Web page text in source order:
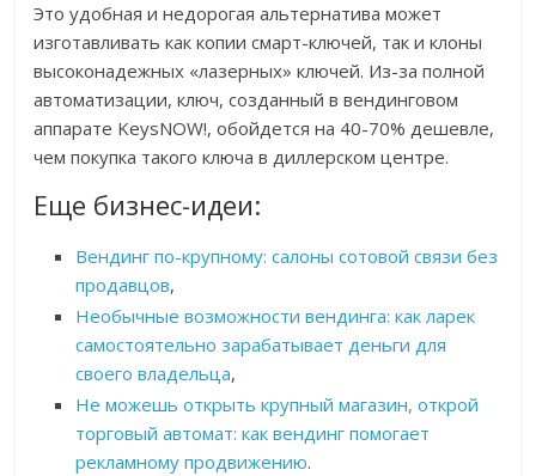
Это удобная и недорогая альтернатива может
изготавливать как копии смарт-ключей, так и клоны
высоконадежных «лазерных» ключей. Из-за полной
автоматизации, ключ, созданный в вендинговом
аппарате KeysNOW!, обойдется на 40-70% дешевле,
чем покупка такого ключа в диллерском центре.
Еще бизнес-идеи:
Вендинг по-крупному: салоны сотовой связи без
продавцов,
Необычные возможности вендинга: как ларек
самостоятельно зарабатывает деньги для
своего владельца,
Не можешь открыть крупный магазин, открой
торговый автомат: как вендинг помогает
рекламному продвижению.